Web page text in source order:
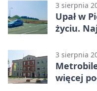
3 sierpnia
Upał w
życiu.
3 sierpnia
więcej